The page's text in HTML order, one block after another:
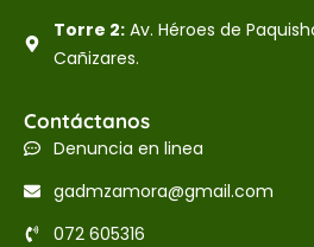
Torre 2:Av. Héroes de
Cañizares.
Contáctanos
Denuncia en linea
gadmzamora@gmail.com
072 605316